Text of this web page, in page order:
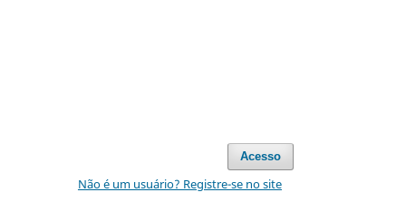
Acesso
Não é um usuário? Registre-se no site